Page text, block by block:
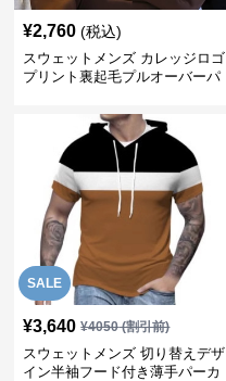
¥2,760 (税込)
スウェットメンズ カレッジロゴ
プリント裏起毛プルオーバーパ
SALE
¥3,640 ¥4050(割引前)
スウェットメンズ 切り替えデザ
イン半袖フード付き薄手パーカ